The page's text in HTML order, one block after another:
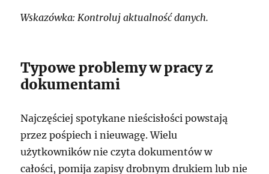
Wskazówka: Kontroluj aktualność danych.
Typowe problemy w pracy z
dokumentami
Najczęściej spotykane nieścisłości powstają
przez pośpiech i nieuwagę. Wielu
użytkowników nie czyta dokumentów w
całości, pomija zapisy drobnym drukiem lub nie